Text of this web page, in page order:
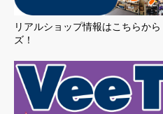
リアルショップ情報はこちらか
ズ！